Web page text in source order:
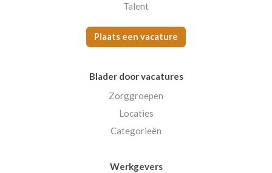
Talent
Plaats een vacature
Blader door vacatures
Zorggroepen
Locaties
Categorieën
Werkgevers